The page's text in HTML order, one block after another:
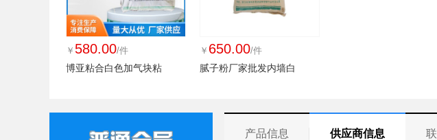
￥ 580.00/件
博亚粘合白色加气块粘
￥ 650.00/件
腻子粉厂家批发内墙白
产品信息 供应商信息